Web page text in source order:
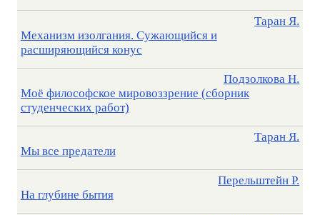
Механизм изолгания. Сужающийся и
расширяющийся конус
Таран Я.
Моё философское мировоззрение (сборник
студенческих работ)
Подзолкова Н.
Мы все предатели
Таран Я.
На глубине бытия
Перельштейн Р.